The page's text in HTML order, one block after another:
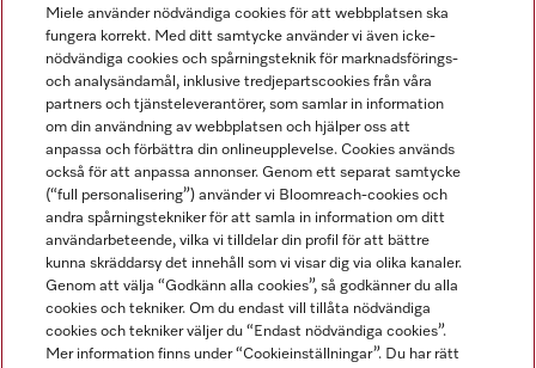
Navigering
Service
Miele använder nödvändiga cookies för att webbplatsen ska
fungera korrekt. Med ditt samtycke använder vi även icke-
nödvändiga cookies och spårningsteknik för marknadsförings-
och analysändamål, inklusive tredjepartscookies från våra
partners och tjänsteleverantörer, som samlar in information
om din användning av webbplatsen och hjälper oss att
anpassa och förbättra din onlineupplevelse. Cookies används
också för att anpassa annonser. Genom ett separat samtycke
(“full personalisering”) använder vi Bloomreach-cookies och
andra spårningstekniker för att samla in information om ditt
användarbeteende, vilka vi tilldelar din profil för att bättre
kunna skräddarsy det innehåll som vi visar dig via olika kanaler.
Genom att välja “Godkänn alla cookies”, så godkänner du alla
cookies och tekniker. Om du endast vill tillåta nödvändiga
cookies och tekniker väljer du “Endast nödvändiga cookies”.
Mer information finns under “Cookieinställningar”. Du har rätt